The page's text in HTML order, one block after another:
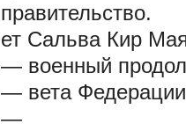
правительство.
ет Сальва Кир
— военный
— вета Федерации
—